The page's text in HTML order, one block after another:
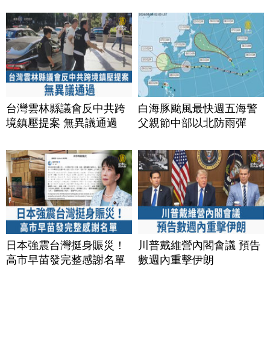
台灣雲林縣議會反中共跨
境鎮壓提案 無異議通過
白海豚颱風最快週五海警
父親節中部以北防雨彈
日本強震台灣挺身賑災！
高市早苗發完整感謝名單
川普戴維營內閣會議 預告
數週內重擊伊朗